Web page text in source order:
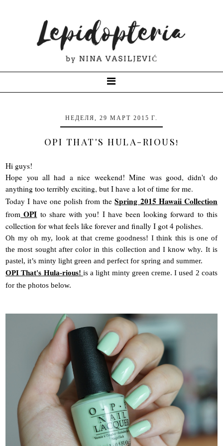
НЕДЕЛЯ, 29 МАРТ 2015 Г.
OPI THAT'S HULA-RIOUS!
Hi guys!
Hope you all had a nice weekend! Mine was good, didn't do
anything too terribly exciting, but Ihave a lot of time for me.
Today I have one polish fromtheSpring 2015 Hawaii Collection
from OPI to share with you! I have been looking forward to this
collection for what feels like foreverand finally I got 4 polishes.
Oh my oh my, look at that creme goodness! I think this is one of
the most sought after color in this collection and I know why. It is
pastel, it’s minty light green and perfect for spring and summer.
OPI That's Hula-rious! is a light minty green creme. I used 2 coats
for the photos below.